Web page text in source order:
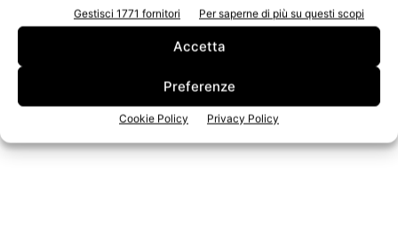
Gestisci 1771 fornitori Per saperne di più su questi scopi
Accetta
Preferenze
Cookie Policy Privacy Policy
n.2 - Aprile 2026
Edicola Web
Iscriviti alla newsletter